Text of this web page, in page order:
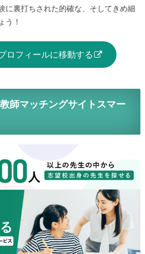
に裏打ちされた的確な、そしてきめ細
う！
ロフィールに移動する
師マッチングサイトスマー